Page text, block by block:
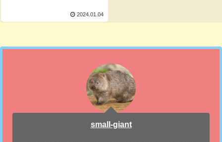
2024.01.04
small-giant